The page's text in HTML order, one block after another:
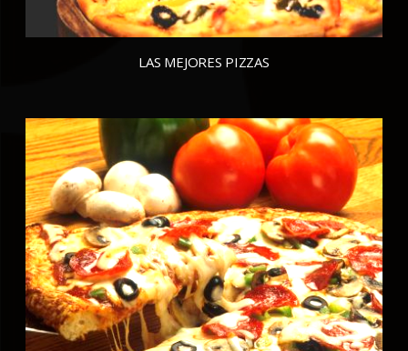
LAS MEJORES PIZZAS